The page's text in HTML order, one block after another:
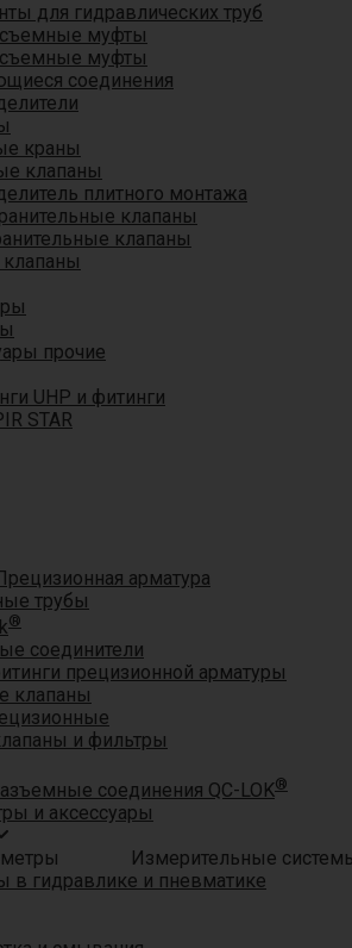
для гидравлических труб
муфты
муфты
соединения
краны
клапаны
плитного монтажа
клапаны
клапаны
прочие
UHP и фитинги
STAR
арматура
трубы
®
соединители
прецизионной арматуры
клапаны
и фильтры
соединения QC-LOK®
и аксессуары
Измерительные
в гидравлике и пневматике